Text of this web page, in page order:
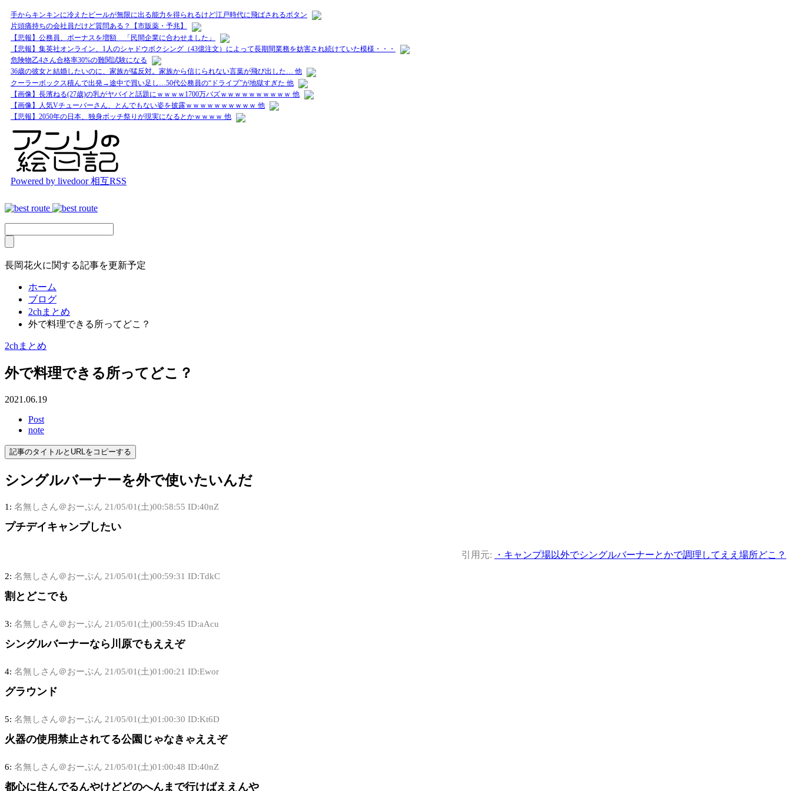
手からキンキンに冷えたビールが無限に出る能力を得られるけど江戸時代に飛ばされるボタン
片頭痛持ちの会社員だけど質問ある？【市販薬・予兆】
【悲報】公務員、ボーナスを増額 「民間企業に合わせました」
【悲報】集英社オンライン、1人のシャドウボクシング（43億注文）によって長期間業務を妨害され続けていた模様・・・
危険物乙4さん合格率30%の難関試験になる
36歳の彼女と結婚したいのに、家族が猛反対。家族から信じられない言葉が飛び出した… 他
クーラーボックス積んで出発→途中で買い足し…50代公務員の“ドライブ”が地獄すぎた 他
【画像】長濱ねる(27歳)の乳がヤバイと話題にｗｗｗｗ1700万バズｗｗｗｗｗｗｗｗｗｗ 他
【画像】人気Vチューバーさん、とんでもない姿を披露ｗｗｗｗｗｗｗｗｗｗ 他
【悲報】2050年の日本、独身ボッチ祭りが現実になるとかｗｗｗｗ 他
Powered by livedoor 相互RSS
長岡花火に関する記事を更新予定
ホーム
ブログ
2chまとめ
外で料理できる所ってどこ？
2chまとめ
外で料理できる所ってどこ？
2021.06.19
Post
note
記事のタイトルとURLをコピーする
シングルバーナーを外で使いたいんだ
1: 名無しさん＠おーぷん 21/05/01(土)00:58:55 ID:40nZ
プチデイキャンプしたい
引用元: ・キャンプ場以外でシングルバーナーとかで調理してええ場所どこ？
2: 名無しさん＠おーぷん 21/05/01(土)00:59:31 ID:TdkC
割とどこでも
3: 名無しさん＠おーぷん 21/05/01(土)00:59:45 ID:aAcu
シングルバーナーなら川原でもええぞ
4: 名無しさん＠おーぷん 21/05/01(土)01:00:21 ID:Ewor
グラウンド
5: 名無しさん＠おーぷん 21/05/01(土)01:00:30 ID:Kt6D
火器の使用禁止されてる公園じゃなきゃええぞ
6: 名無しさん＠おーぷん 21/05/01(土)01:00:48 ID:40nZ
都心に住んでるんやけどどのへんまで行けばええんや